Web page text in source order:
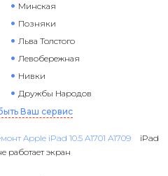
Минская
Позняки
Льва Толстого
Левобережная
Нивки
Дружбы Народов
Ваш сервис
Apple iPad 10.5 A1701 A1709
iPad
работает экран